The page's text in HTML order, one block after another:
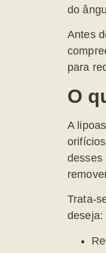
do
Antes
para
O
A
desses
Trata-
deseja: